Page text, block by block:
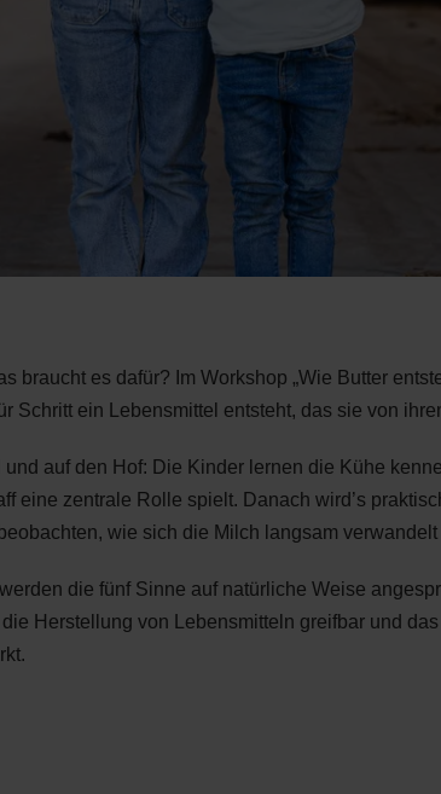
braucht es dafür? Im Workshop „Wie Butter
Schritt ein Lebensmittel entsteht, das sie von
auf den Hof: Die Kinder lernen die Kühe
eine zentrale Rolle spielt. Danach wird’s
wie sich die Milch langsam
die fünf Sinne auf natürliche Weise
Herstellung von Lebensmitteln greifbar und